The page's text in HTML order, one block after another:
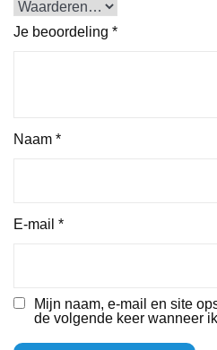
Je beoordeling *
Naam *
E-mail *
Mijn naam, e-mail en site
de volgende keer wanneer